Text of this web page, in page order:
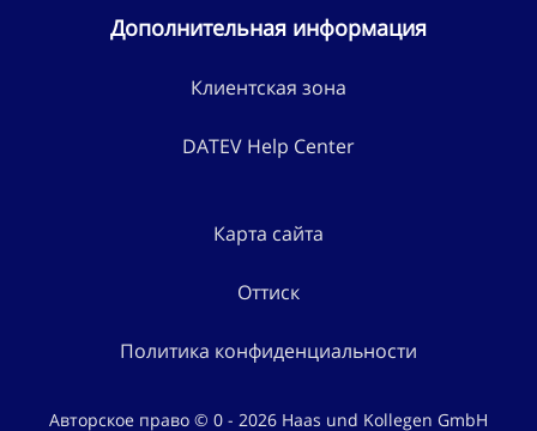
Дополнительная информация
Клиентская зона
DATEV Help Center
Карта сайта
Оттиск
Политика конфиденциальности
Авторское право © 0 - 2026 Haas und Kollegen GmbH